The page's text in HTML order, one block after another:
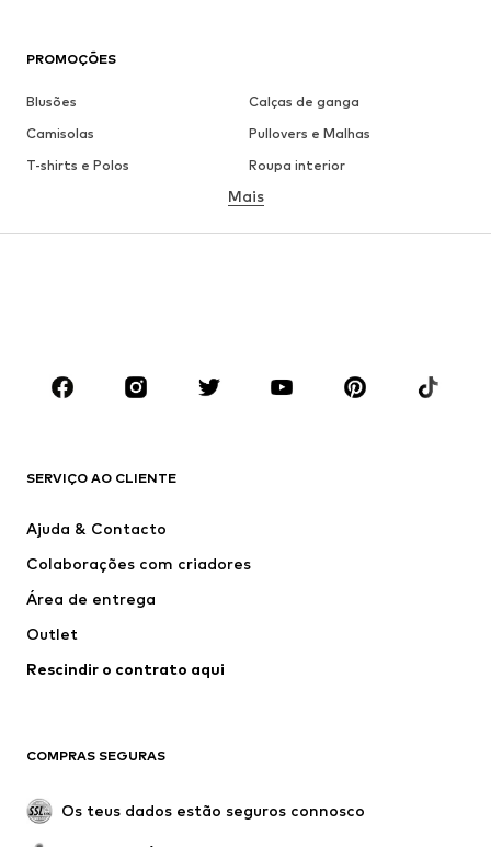
PROMOÇÕES
Blusões
Calças de ganga
Camisolas
Pullovers e Malhas
T-shirts e Polos
Roupa interior
Camisas
Sobretudos
Fatos e Blazers
ROUPA
Casacos
Fatos e Blazers
Roupa de banho
Ocasiões
Upcycling
Novidades
Botas
Sapatos
Mais
SERVIÇO AO CLIENTE
Ajuda & Contacto
Colaborações com criadores
Área de entrega
Outlet
Rescindir o contrato aqui
COMPRAS SEGURAS
Os teus dados estão seguros connosco